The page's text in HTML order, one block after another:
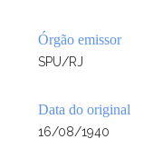
Órgão emissor
SPU/RJ
Data do original
16/08/1940